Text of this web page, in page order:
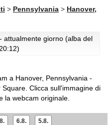
> Pennsylvania > Hanover,
- attualmente giorno (alba del
a Hanover, Pennsylvania -
Clicca sull'immagine di
la webcam originale.
6.8. 5.8.